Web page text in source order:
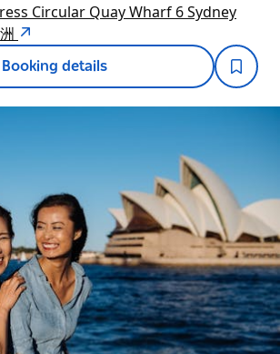
Circular Quay Wharf 6 Sydney
Booking details